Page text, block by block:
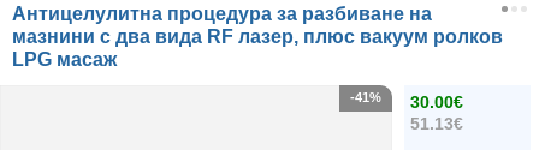
Антицелулитна процедура за разбиване на
мазнини с два вида RF лазер, плюс вакуум ролков
LPG масаж
30.00€
51.13€
-41%